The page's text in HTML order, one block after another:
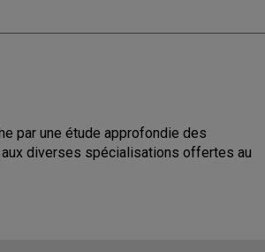
par une étude approfondie des
diverses spécialisations offertes au